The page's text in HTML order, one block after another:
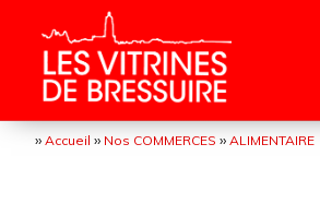
›› Accueil ›› Nos COMMERCES ›› ALIMENTAIRE